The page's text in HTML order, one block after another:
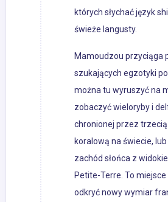
których słychać język
świeże langusty.
Mamoudzou przyciąga
szukających egzotyki
można tu wyruszyć na
zobaczyć wieloryby i
chronionej przez
koralową na świecie,
zachód słońca z
Petite-Terre. To
odkryć nowy wymiar